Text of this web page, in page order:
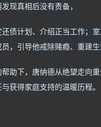
现真相后没有责备，
债计划、介绍正当工作；
，引导他戒除赌瘾、重建生
助下，唐纳德从绝望走向
获得家庭支持的温暖历程。